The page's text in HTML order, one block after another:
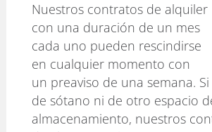
Nuestros contratos de alquiler
con una duración de un mes
cada uno pueden rescindirse
en cualquier momento con
un preaviso de una semana.
de sótano ni de otro espacio
almacenamiento, nuestros